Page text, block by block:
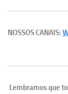
NOSSOS CANAIS:
Lembramos que